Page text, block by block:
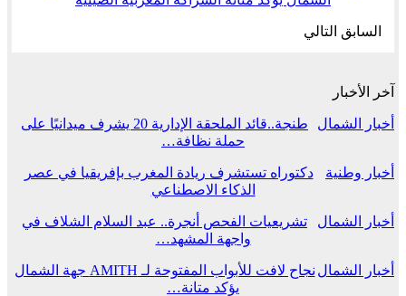
السابق التالي
آخر الأخبار
أخبار الشمال
طنجة..قائد الملحقة الإدارية 20 يشرف ميدانيًا على
حملة نظافة…
أخبار وطنية
دكتوراه تستشرف ريادة المغرب بإفريقيا في عصر
الذكاء الاصطناعي
أخبار الشمال
تشريعيات الفحص أنجرة.. عبد السلام الشلاف في
واجهة المشهد…
أخبار الشمال
نجاح لافت للأبواب المفتوحة لـ AMITH جهة الشمال
يؤكد متانة…